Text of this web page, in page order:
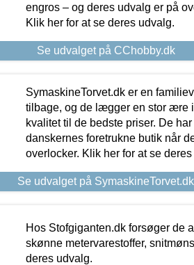
engros – og deres udvalg er på
Klik her for at se deres udvalg.
Se udvalget på CChobby.dk
SymaskineTorvet.dk er en
tilbage, og de lægger en stor ære
kvalitet til de bedste priser. De
danskernes foretrukne butik når
overlocker. Klik her for at se
Se udvalget på SymaskineTorvet.dk
Hos Stofgiganten.dk forsøger de
skønne metervarestoffer,
deres udvalg.